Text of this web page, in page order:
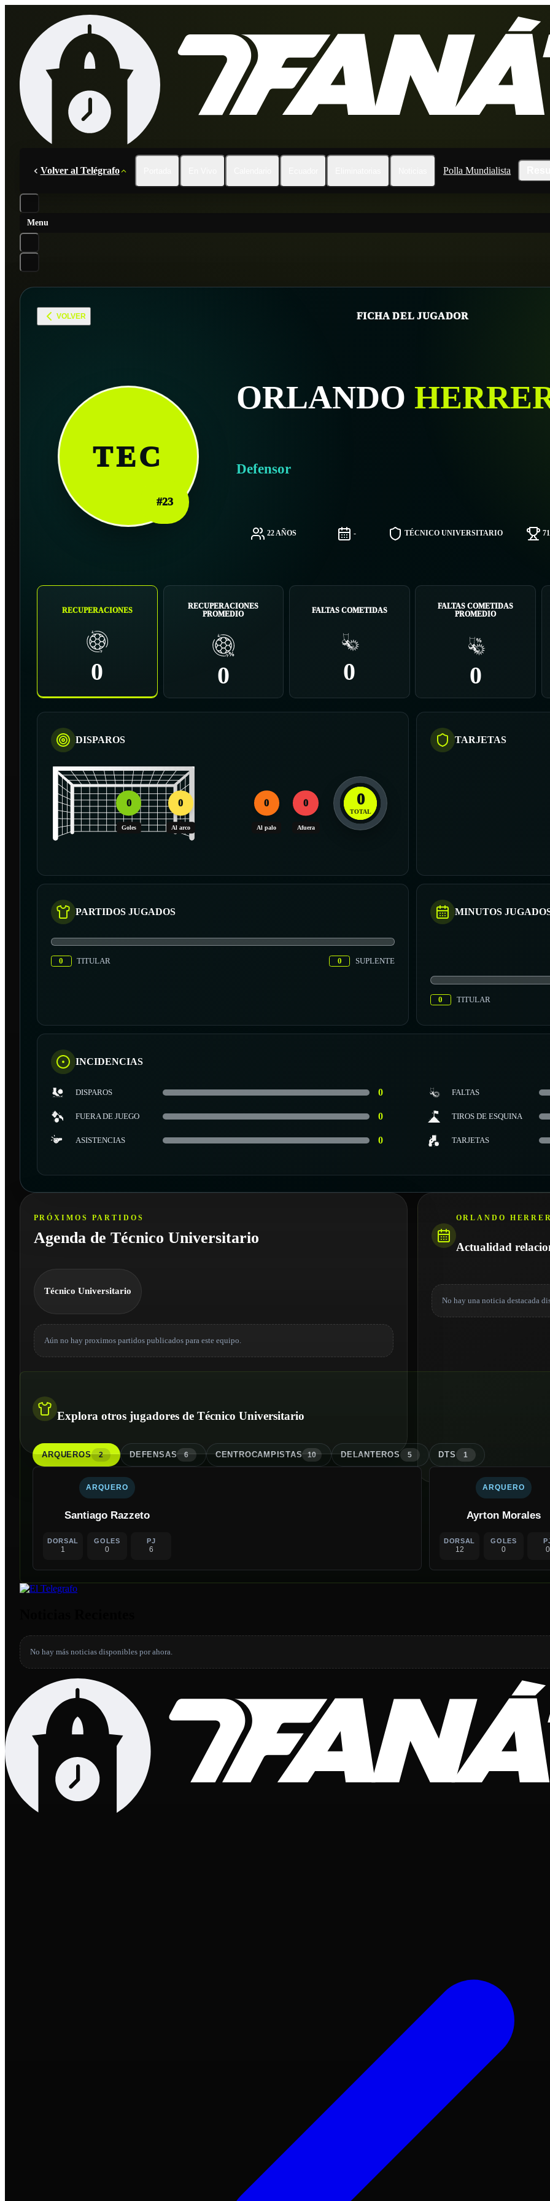
Volver al Telégrafo Polla Mundialista
Menu
VOLVER FICHA DEL JUGADOR
TEC
#23
ORLANDO
Defensor
22 AÑOS - TÉCNICO UNIVERSITARIO
RECUPERACIONES
0
RECUPERACIONES
PROMEDIO
0
FALTAS COMETIDAS
0
FALTAS COMETIDAS
PROMEDIO
0
DISPAROS
0
Goles
0
Al arco
0
Al palo
0
Afuera
0
TOTAL
TARJETAS
PARTIDOS JUGADOS
0 TITULAR 0 SUPLENTE
MINUTOS
0 TITULAR
INCIDENCIAS
DISPAROS 0 FALTAS
FUERA DE JUEGO 0 TIROS DE ESQUINA
ASISTENCIAS 0 TARJETAS
PRÓXIMOS PARTIDOS
Agenda de Técnico Universitario
Técnico Universitario
Aún no hay proximos partidos publicados para este equipo.
ORLANDO
Actualidad
No hay una noticia destacada
Explora otros jugadores de Técnico Universitario
ARQUEROS 2 DEFENSAS 6 CENTROCAMPISTAS 10 DELANTEROS 5 DTS 1
ARQUERO
Santiago Razzeto
DORSAL
1
GOLES
0
PJ
6
ARQUERO
Ayrton Morales
DORSAL
12
GOLES
0 0
No hay más noticias disponibles por ahora.